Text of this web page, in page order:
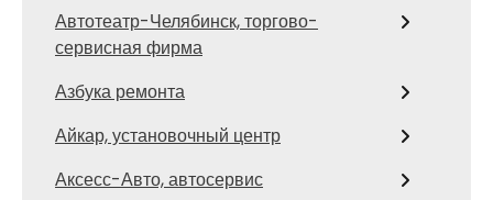
Автотеатр-Челябинск, торгово-
сервисная фирма
Азбука ремонта
Айкар, установочный центр
Аксесс-Авто, автосервис